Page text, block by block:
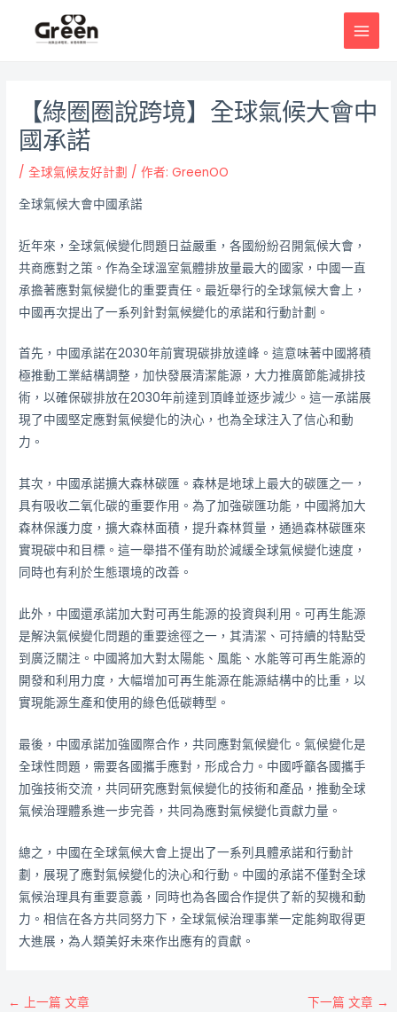
【綠圈圈說跨境】全球氣候大會中
國承諾
/全球氣候友好計劃 / 作者:GreenOO
全球氣候大會中國承諾
近年來，全球氣候變化問題日益嚴重，各國紛紛召開氣候大會，
共商應對之策。作為全球溫室氣體排放量最大的國家，中國一直
承擔著應對氣候變化的重要責任。最近舉行的全球氣候大會上，
中國再次提出了一系列針對氣候變化的承諾和行動計劃。
首先，中國承諾在2030年前實現碳排放達峰。這意味著中國將積
極推動工業結構調整，加快發展清潔能源，大力推廣節能減排技
術，以確保碳排放在2030年前達到頂峰並逐步減少。這一承諾展
現了中國堅定應對氣候變化的決心，也為全球注入了信心和動
力。
其次，中國承諾擴大森林碳匯。森林是地球上最大的碳匯之一，
具有吸收二氧化碳的重要作用。為了加強碳匯功能，中國將加大
森林保護力度，擴大森林面積，提升森林質量，通過森林碳匯來
實現碳中和目標。這一舉措不僅有助於減緩全球氣候變化速度，
同時也有利於生態環境的改善。
此外，中國還承諾加大對可再生能源的投資與利用。可再生能源
是解決氣候變化問題的重要途徑之一，其清潔、可持續的特點受
到廣泛關注。中國將加大對太陽能、風能、水能等可再生能源的
開發和利用力度，大幅增加可再生能源在能源結構中的比重，以
實現能源生產和使用的綠色低碳轉型。
最後，中國承諾加強國際合作，共同應對氣候變化。氣候變化是
全球性問題，需要各國攜手應對，形成合力。中國呼籲各國攜手
加強技術交流，共同研究應對氣候變化的技術和產品，推動全球
氣候治理體系進一步完善，共同為應對氣候變化貢獻力量。
總之，中國在全球氣候大會上提出了一系列具體承諾和行動計
劃，展現了應對氣候變化的決心和行動。中國的承諾不僅對全球
氣候治理具有重要意義，同時也為各國合作提供了新的契機和動
力。相信在各方共同努力下，全球氣候治理事業一定能夠取得更
大進展，為人類美好未來作出應有的貢獻。
← 上一篇 文章 下一篇 文章 →